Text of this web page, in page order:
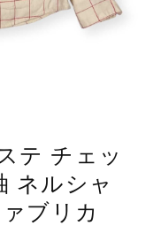
テ チェッ
ネルシャ
ブリカ